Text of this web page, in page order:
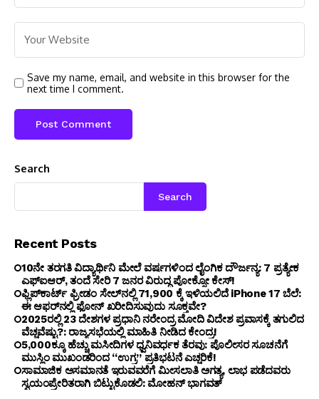
Save my name, email, and website in this browser for the
next time I comment.
Search
Search
Recent Posts
10ನೇ ತರಗತಿ ವಿದ್ಯಾರ್ಥಿನಿ ಮೇಲೆ ವರ್ಷಗಳಿಂದ ಲೈಂಗಿಕ ದೌರ್ಜನ್ಯ: 7 ಪ್ರತ್ಯೇಕ
ಎಫ್ಐಆರ್, ತಂದೆ ಸೇರಿ 7 ಜನರ ವಿರುದ್ಧ ಪೋಕ್ಸೋ ಕೇಸ್!
ಫ್ಲಿಪ್‌ಕಾರ್ಟ್ ಫ್ರೀಡಂ ಸೇಲ್‌ನಲ್ಲಿ ₹71,900 ಕ್ಕೆ ಇಳಿಯಲಿದೆ iPhone 17 ಬೆಲೆ:
ಈ ಆಫರ್‌ನಲ್ಲಿ ಫೋನ್ ಖರೀದಿಸುವುದು ಸೂಕ್ತವೇ?
2025ರಲ್ಲಿ 23 ದೇಶಗಳ ಪ್ರಧಾನಿ ನರೇಂದ್ರ ಮೋದಿ ವಿದೇಶ ಪ್ರವಾಸಕ್ಕೆ ತಗುಲಿದ
ವೆಚ್ಚವೆಷ್ಟು?: ರಾಜ್ಯಸಭೆಯಲ್ಲಿ ಮಾಹಿತಿ ನೀಡಿದ ಕೇಂದ್ರ!
5,000ಕ್ಕೂ ಹೆಚ್ಚು ಮಸೀದಿಗಳ ಧ್ವನಿವರ್ಧಕ ತೆರವು: ಪೊಲೀಸರ ಸೂಚನೆಗೆ
ಮುಸ್ಲಿಂ ಮುಖಂಡರಿಂದ “ಉಗ್ರ” ಪ್ರತಿಭಟನೆ ಎಚ್ಚರಿಕೆ!
ಸಾಮಾಜಿಕ ಅಸಮಾನತೆ ಇರುವವರೆಗೆ ಮೀಸಲಾತಿ ಅಗತ್ಯ, ಲಾಭ ಪಡೆದವರು
ಸ್ವಯಂಪ್ರೇರಿತರಾಗಿ ಬಿಟ್ಟುಕೊಡಲಿ: ಮೋಹನ್ ಭಾಗವತ್